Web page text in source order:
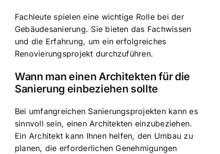
Fachleute spielen eine wichtige Rolle bei der
Gebäudesanierung. Sie bieten das Fachwissen
und die Erfahrung, um ein erfolgreiches
Renovierungsprojekt durchzuführen.
Wann man einen Architekten für die
Sanierung einbeziehen sollte
Bei umfangreichen Sanierungsprojekten kann es
sinnvoll sein, einen Architekten einzubeziehen.
Ein Architekt kann Ihnen helfen, den Umbau zu
planen, die erforderlichen Genehmigungen